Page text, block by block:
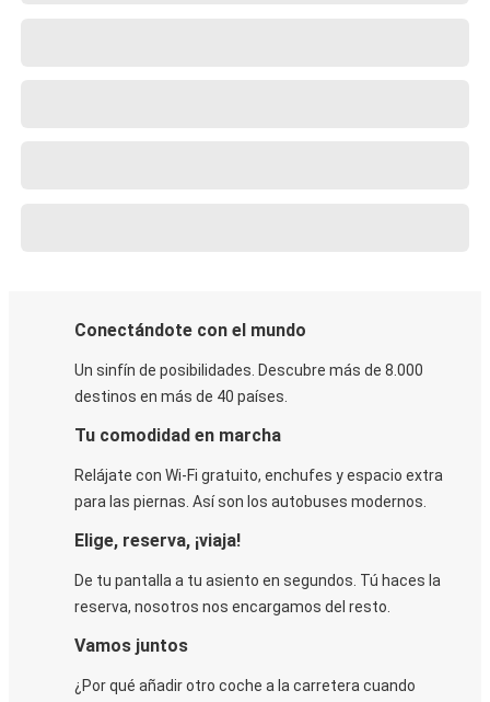
Conectándote con el mundo
Un sinfín de posibilidades. Descubre más de 8.000
destinos en más de 40 países.
Tu comodidad en marcha
Relájate con Wi-Fi gratuito, enchufes y espacio extra
para las piernas. Así son los autobuses modernos.
Elige, reserva, ¡viaja!
De tu pantalla a tu asiento en segundos. Tú haces la
reserva, nosotros nos encargamos del resto.
Vamos juntos
¿Por qué añadir otro coche a la carretera cuando